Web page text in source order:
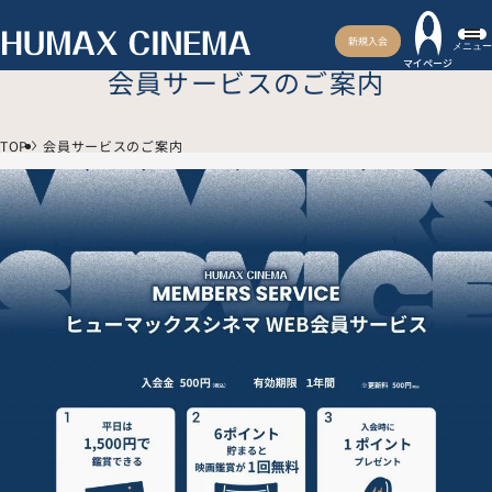
新規入会
マイページ
メニュー
会員サービスのご案内
TOP 会員サービスのご案内